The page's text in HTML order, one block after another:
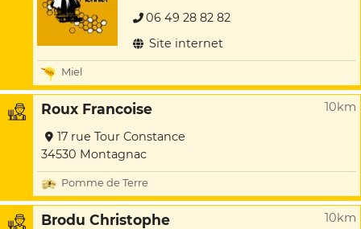
06 49 28 82 82
Site internet
Miel
Roux Francoise 10km
17 rue Tour Constance
34530 Montagnac
Pomme de Terre
Brodu Christophe 10km